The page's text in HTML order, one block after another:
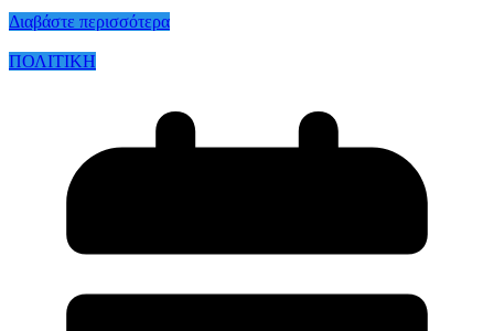
Διαβάστε περισσότερα
ΠΟΛΙΤΙΚΗ